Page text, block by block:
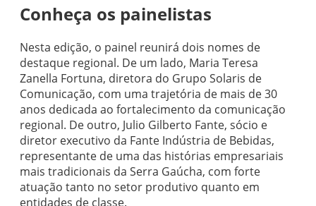
Conheça os painelistas
Nesta edição, o painel reunirá dois nomes de
destaque regional. De um lado, Maria Teresa
Zanella Fortuna, diretora do Grupo Solaris de
Comunicação, com uma trajetória de mais de 30
anos dedicada ao fortalecimento da comunicação
regional. De outro, Julio Gilberto Fante, sócio e
diretor executivo da Fante Indústria de Bebidas,
representante de uma das histórias empresariais
mais tradicionais da Serra Gaúcha, com forte
atuação tanto no setor produtivo quanto em
entidades de classe.